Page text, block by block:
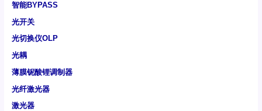
智能BYPASS
光开关
光切换仪OLP
光耦
薄膜铌酸锂调制器
光纤激光器
激光器